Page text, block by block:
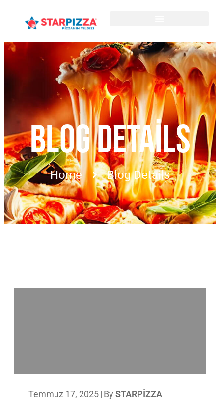
BLOG DETAILS
Home Blog Details
Temmuz 17, 2025| By STARPIZZA